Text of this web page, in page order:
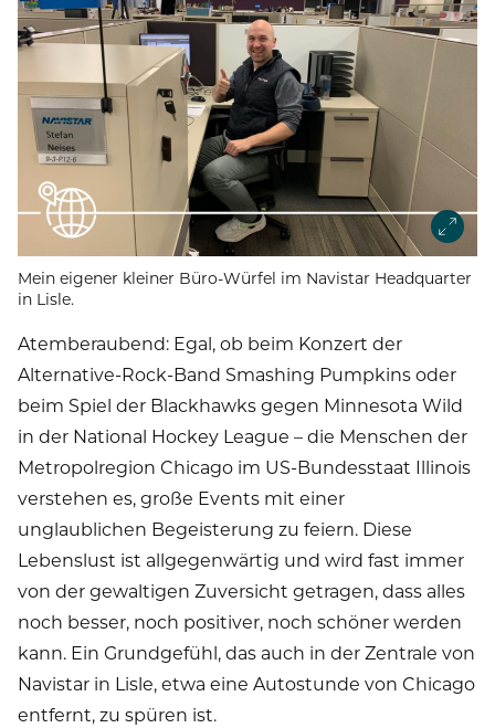
Mein eigener kleiner Büro-Würfel im Navistar Headquarter
in Lisle.
Atemberaubend: Egal, ob beim Konzert der
Alternative-Rock-Band Smashing Pumpkins oder
beim Spiel der Blackhawks gegen Minnesota Wild
in der National Hockey League – die Menschen der
Metropolregion Chicago im US-Bundesstaat Illinois
verstehen es, große Events mit einer
unglaublichen Begeisterung zu feiern. Diese
Lebenslust ist allgegenwärtig und wird fast immer
von der gewaltigen Zuversicht getragen, dass alles
noch besser, noch positiver, noch schöner werden
kann. Ein Grundgefühl, das auch in der Zentrale von
Navistar in Lisle, etwa eine Autostunde von Chicago
entfernt, zu spüren ist.